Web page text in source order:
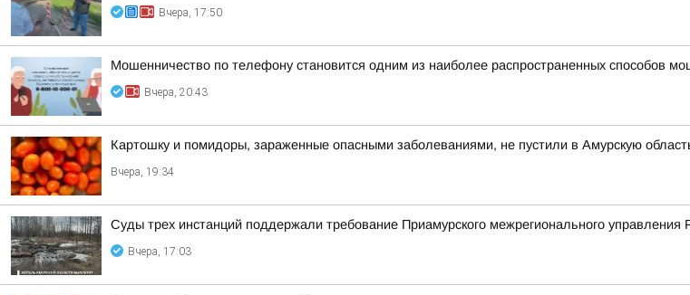
Вчера, 17:50
Мошенничество по телефону становится одним из наиболее распространенных способов
Вчера, 20:43
Картошку и помидоры, зараженные опасными заболеваниями, не пустили в Амурскую
Вчера, 19:34
Суды трех инстанций поддержали требование Приамурского межрегионального
Вчера, 17:03